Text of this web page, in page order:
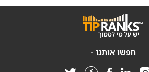
חפשו אותנו -